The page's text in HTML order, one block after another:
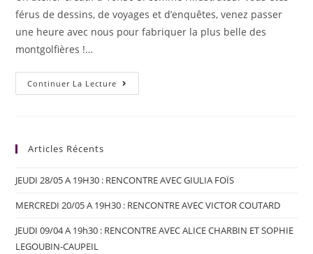
férus de dessins, de voyages et d’enquêtes, venez passer
une heure avec nous pour fabriquer la plus belle des
montgolfières !…
Continuer La Lecture
Articles Récents
JEUDI 28/05 A 19H30 : RENCONTRE AVEC GIULIA FOÏS
MERCREDI 20/05 A 19H30 : RENCONTRE AVEC VICTOR COUTARD
JEUDI 09/04 A 19h30 : RENCONTRE AVEC ALICE CHARBIN ET SOPHIE
LEGOUBIN-CAUPEIL